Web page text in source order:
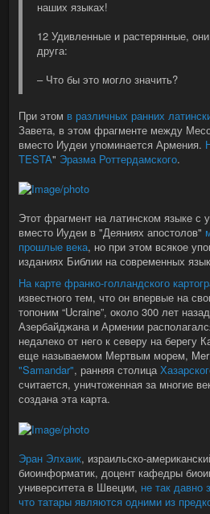
наших языках!
12 Удивленные и растерянные,
друга:
– Что бы это могло значить?
При этом в различных ранних
Завета, в этом фрагменте между
вместо Иудеи упоминается Армения.
TESTA" Эразма Роттердамского.
Этот фрагмент на латинском языке с
вместо Иудеи в "Деяниях апостолов"
прошлые века, но при этом всякое
изданиях Библии на современных
На карте франко-голландского
известного тем, что он впервые на
топоним “Ucraine”, около 300 лет
Азербайджана и Армении
недалеко от него к северу на берегу
еще называемом Мертвым морем,
"Samandar", ранняя столица
считается, уничтоженная за многие
создана эта карта.
Эран Элхаик, израильско-
биоинформатик, доцент кафедры
университета в Швеции, не так давно
что татары являются одними из